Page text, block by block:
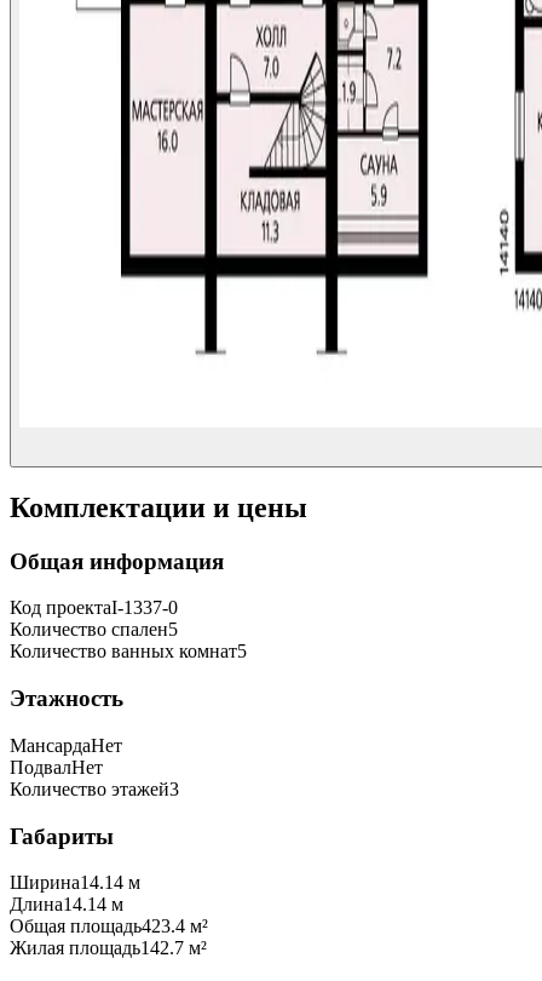
Комплектации и цены
Общая информация
Код проектаI-1337-0
Количество спален5
Количество ванных комнат5
Этажность
МансардаНет
ПодвалНет
Количество этажей3
Габариты
Ширина14.14 м
Длина14.14 м
Общая площадь423.4 м²
Жилая площадь142.7 м²